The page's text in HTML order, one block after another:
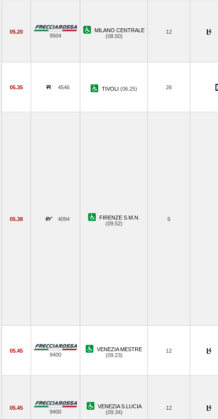
05.20
9504
MILANO CENTRALE
(08.50)
12
05.35 4546 TIVOLI (06.25) 26
05.38 4094
FIRENZE S.M.N.
(09.52)
6
05.45
9400
VENEZIA MESTRE
(09.23)
12
05.45
9400
VENEZIA S.LUCIA
(09.34)
12